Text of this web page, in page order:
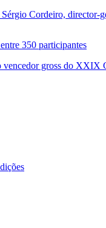
Cordeiro, director-
350 participantes
vencedor gross do XXIX